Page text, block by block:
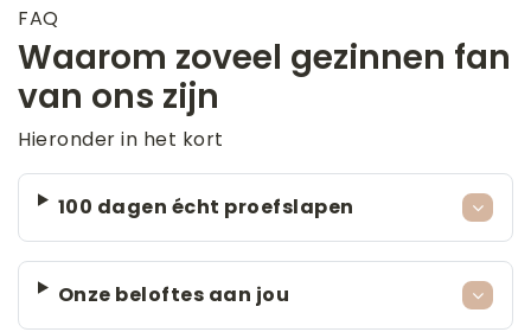
FAQ
Waarom zoveel gezinnen fan
van ons zijn
Hieronder in het kort
100 dagen écht proefslapen
Onze beloftes aan jou